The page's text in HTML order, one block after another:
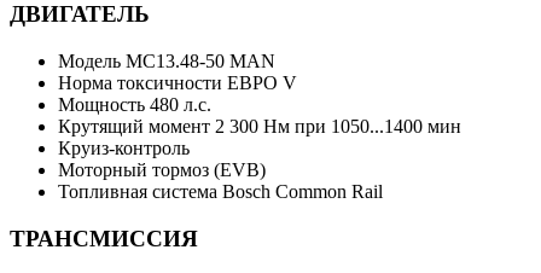
ДВИГАТЕЛЬ
Модель MC13.48-50 MAN
Норма токсичности ЕВРО V
Мощность 480 л.с.
Крутящий момент 2 300 Нм при 1050...1400 мин
Круиз-контроль
Моторный тормоз (EVB)
Топливная система Bosch Common Rail
ТРАНСМИССИЯ